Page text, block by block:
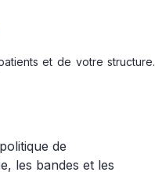
et de votre structure.
de
les bandes et les